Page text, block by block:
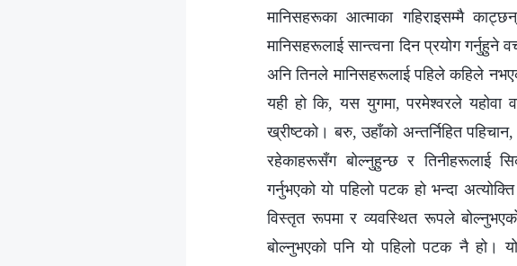
मानिसहरूका आत्माका गहिराइसम्‍मै
मानिसहरूलाई सान्त्वना दिन प्रयोग
अनि तिनले मानिसहरूलाई पहिले कहिले
यही हो कि, यस युगमा, परमेश्‍वरले यहोवा
ख्रीष्टको। बरु, उहाँको अन्तर्निहित
रहेकाहरूसँग बोल्‍नुहुन्छ र तिनीहरूलाई
गर्नुभएको यो पहिलो पटक हो भन्दा
विस्‍तृत रूपमा र व्यवस्थित रूपले
बोल्‍नुभएको पनि यो पहिलो पटक नै हो।